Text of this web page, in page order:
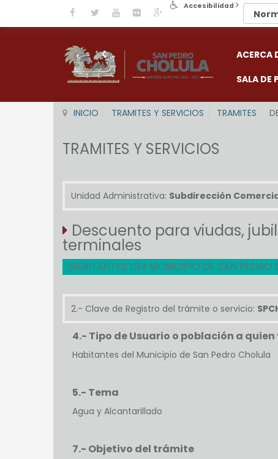
Accesibilidad
ACERCA
SALA DE
INICIO TRAMITES Y SERVICIOS TRAMITES
TRAMITES Y SERVICIOS
Unidad Administrativa: Subdirección
Descuento para viudas,
terminales
HABITANTES DEL MUNICIPIO DE SAN PEDRO
2.- Clave de Registro del trámite o servicio:
4.- Tipo de Usuario o población a
Habitantes del Municipio de San Pedro Cholula
5.- Tema
Agua y Alcantarillado
7.- Objetivo del trámite